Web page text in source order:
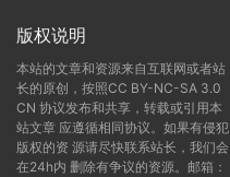
版权说明
本站的文章和资源来自互联网或者站
长的原创，按照CC BY-NC-SA 3.0
CN 协议发布和共享，转载或引用本
站文章 应遵循相同协议。如果有侵犯
版权的资 源请尽快联系站长，我们会
在24h内 删除有争议的资源。邮箱：